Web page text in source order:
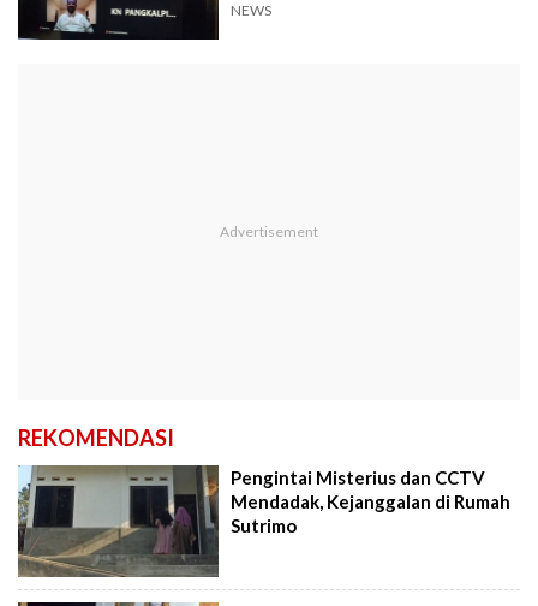
NEWS
REKOMENDASI
Pengintai Misterius dan CCTV
Mendadak, Kejanggalan di Rumah
Sutrimo